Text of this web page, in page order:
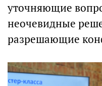
уточняющие
неочевидные
разрешающие